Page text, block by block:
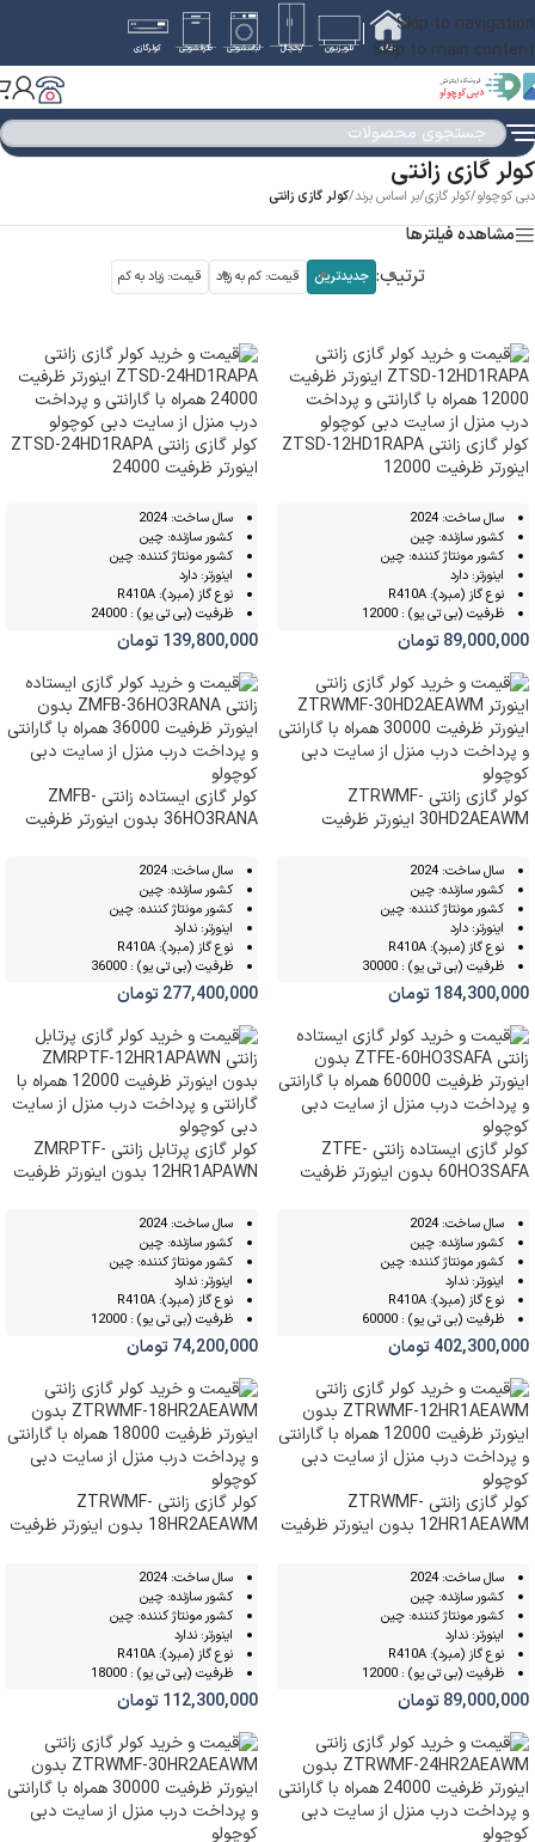
Skip to navigation
Skip to main content
خانه تلویزیون یخچال لباسشویی ظرفشویی کولرگازی
کولر گازی زانتی
دبی کوچولو/کولر گازی/بر اساس برند/کولر گازی زانتی
مشاهده فیلترها
ترتیب: جدیدترین قیمت: کم به زیاد قیمت: زیاد به کم
کولر گازی زانتی ZTSD-12HD1RAPA
اینورتر ظرفیت 12000
سال ساخت: 2024
کشور سازنده: چین
کشور مونتاژ کننده: چین
اینورتر: دارد
نوع گاز (مبرد): R410A
ظرفیت (بی تی یو) : 12000
89,000,000تومان
کولر گازی زانتی ZTSD-24HD1RAPA
اینورتر ظرفیت 24000
سال ساخت: 2024
کشور سازنده: چین
کشور مونتاژ کننده: چین
اینورتر: دارد
نوع گاز (مبرد): R410A
ظرفیت (بی تی یو) : 24000
139,800,000تومان
کولر گازی زانتی ZTRWMF-
30HD2AEAWM اینورتر ظرفیت
سال ساخت: 2024
کشور سازنده: چین
کشور مونتاژ کننده: چین
اینورتر: دارد
نوع گاز (مبرد): R410A
ظرفیت (بی تی یو) : 30000
184,300,000تومان
کولر گازی ایستاده زانتی ZMFB-
36HO3RANA بدون اینورتر ظرفیت
سال ساخت: 2024
کشور سازنده: چین
کشور مونتاژ کننده: چین
اینورتر: ندارد
نوع گاز (مبرد): R410A
ظرفیت (بی تی یو) : 36000
277,400,000تومان
کولر گازی ایستاده زانتی ZTFE-
60HO3SAFA بدون اینورتر ظرفیت
سال ساخت: 2024
کشور سازنده: چین
کشور مونتاژ کننده: چین
اینورتر: ندارد
نوع گاز (مبرد): R410A
ظرفیت (بی تی یو) : 60000
402,300,000تومان
کولر گازی پرتابل زانتی ZMRPTF-
12HR1APAWN بدون اینورتر ظرفیت
سال ساخت: 2024
کشور سازنده: چین
کشور مونتاژ کننده: چین
اینورتر: ندارد
نوع گاز (مبرد): R410A
ظرفیت (بی تی یو) : 12000
74,200,000تومان
کولر گازی زانتی ZTRWMF-
12HR1AEAWM بدون اینورتر ظرفیت
سال ساخت: 2024
کشور سازنده: چین
کشور مونتاژ کننده: چین
اینورتر: ندارد
نوع گاز (مبرد): R410A
ظرفیت (بی تی یو) : 12000
89,000,000تومان
کولر گازی زانتی ZTRWMF-
18HR2AEAWM بدون اینورتر ظرفیت
سال ساخت: 2024
کشور سازنده: چین
کشور مونتاژ کننده: چین
اینورتر: ندارد
نوع گاز (مبرد): R410A
ظرفیت (بی تی یو) : 18000
112,300,000تومان